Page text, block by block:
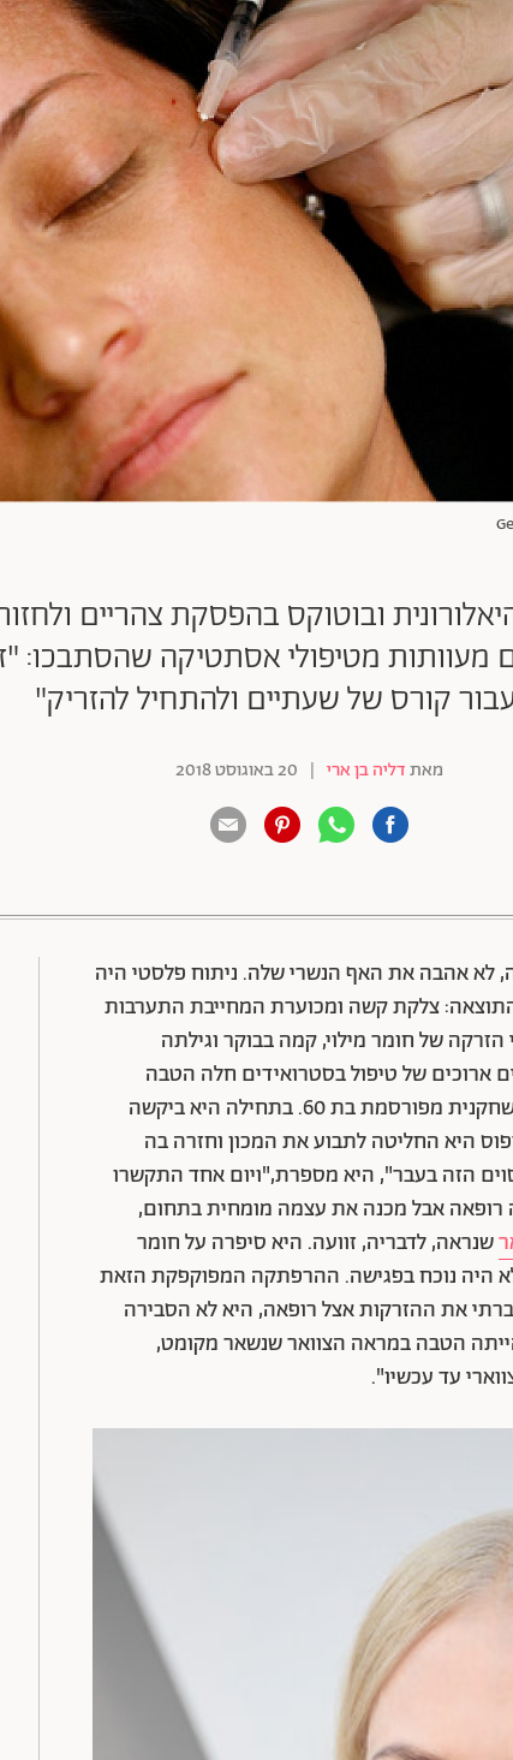
ובוטוקס בהפסקת צהריים
מעוותות מטיפולי אסתטיקה שהסתבכו:
קורס של שעתיים ולהתחיל להזריק"
מאתדליה בן ארי | 20 באוגוסט 2018
המלאים שמורים במערכת) בשנות ה־40 לחייה, לא אהבה את האף הנשרי שלה. ניתוח פלסטי היה
התוצאה: צלקת קשה ומכוערת המחייבת התערבות
אחרי הזרקה של חומר מילוי, קמה בבוקר וגילתה
ארוכים של טיפול בסטרואידים חלה הטבה
במצבה. אישה אחרת שביקשה לשפר את המראה שלה היא שחקנית מפורסמת בת 60. בתחילה היא ביקשה
היא החליטה לתבוע את המכון וחזרה בה
הזה בעבר", היא מספרת,"ויום אחד התקשרו
רופאה אבל מכנה את עצמה מומחית בתחום,
שנראה, לדבריה, זוועה. היא סיפרה על חומר
לא היה נוכח בפגישה. ההרפתקה המפוקפקת הזאת
ש"ח פלוס מע"מ, סך הכול 55,000 ש"ח. עברתי את ההזרקות אצל רופאה, היא לא הסבירה
הטבה במראה הצוואר שנשאר מקומט,
עד עכשיו".